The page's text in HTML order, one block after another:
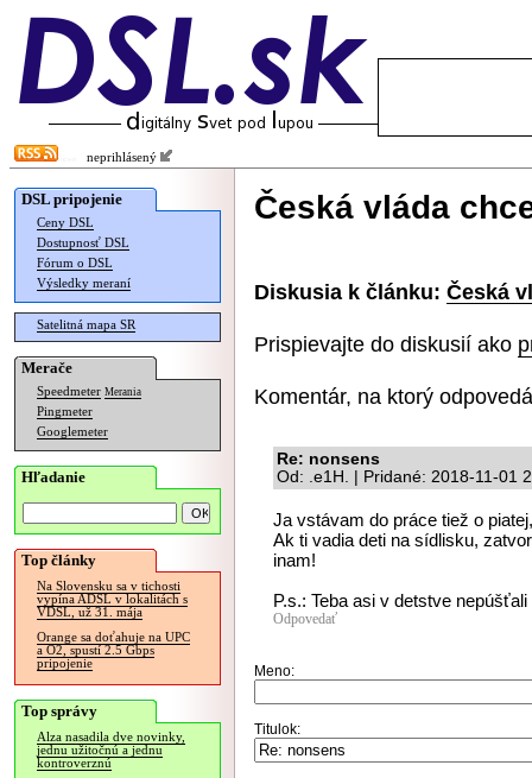
neprihlásený
DSL pripojenie
Ceny DSL
Dostupnosť DSL
Fórum o DSL
Výsledky meraní
Satelitná mapa SR
Merače
Speedmeter Merania
Pingmeter
Googlemeter
Hľadanie
Top články
Na Slovensku sa v tichosti
vypína ADSL v lokalitách s
VDSL, už 31. mája
Orange sa doťahuje na UPC
a O2, spustí 2.5 Gbps
pripojenie
Top správy
Alza nasadila dve novinky,
jednu užitočnú a jednu
kontroverznú
Česká vláda
Diskusia k článku: Česká
Prispievajte do diskusií ako
Komentár, na ktorý
Re: nonsens
Od: .e1H. | Pridané: 2018-11-01
Ja vstávam do práce tiež o
Ak ti vadia deti na sídlisku,
inam!
P.s.: Teba asi v detstve
Odpovedať
Meno:
Titulok: